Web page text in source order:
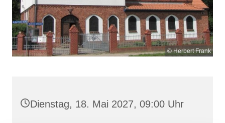
© Herbert Frank
Dienstag, 18. Mai 2027, 09:00 Uhr